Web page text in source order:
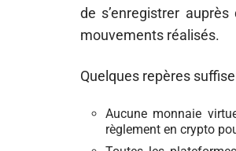
de s’enregistrer
mouvements réalisés.
Quelques repères
Aucune monnaie
règlement en crypto